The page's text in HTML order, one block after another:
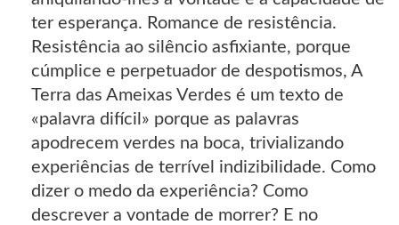
ter esperança. Romance de resistência.
Resistência ao silêncio asfixiante, porque
cúmplice e perpetuador de despotismos, A
Terra das Ameixas Verdes é um texto de
«palavra difícil» porque as palavras
apodrecem verdes na boca, trivializando
experiências de terrível indizibilidade. Como
dizer o medo da experiência? Como
descrever a vontade de morrer? E no